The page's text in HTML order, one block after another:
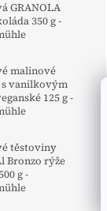
GRANOLA
350 g -
malinové
s vanilkovým
125 g -
těstoviny
Bronzo rýže
g -